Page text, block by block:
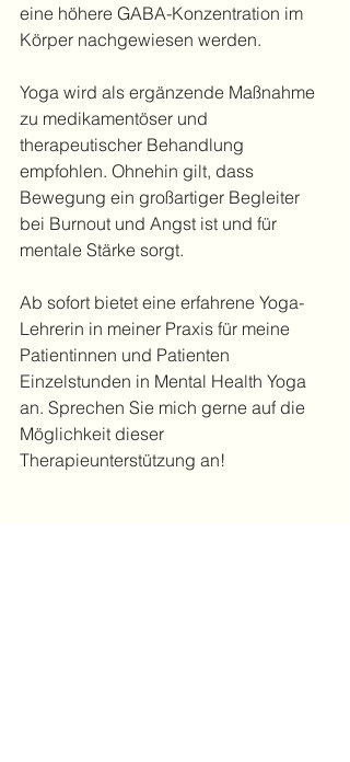
eine höhere GABA-Konzentration im
Körper nachgewiesen werden.
Yoga wird als ergänzende Maßnahme
zu medikamentöser und
therapeutischer Behandlung
empfohlen. Ohnehin gilt, dass
Bewegung ein großartiger Begleiter
bei Burnout und Angst ist und für
mentale Stärke sorgt.
Ab sofort bietet eine erfahrene Yoga-
Lehrerin in meiner Praxis für meine
Patientinnen und Patienten
Einzelstunden in Mental Health Yoga
an. Sprechen Sie mich gerne auf die
Möglichkeit dieser
Therapieunterstützung an!